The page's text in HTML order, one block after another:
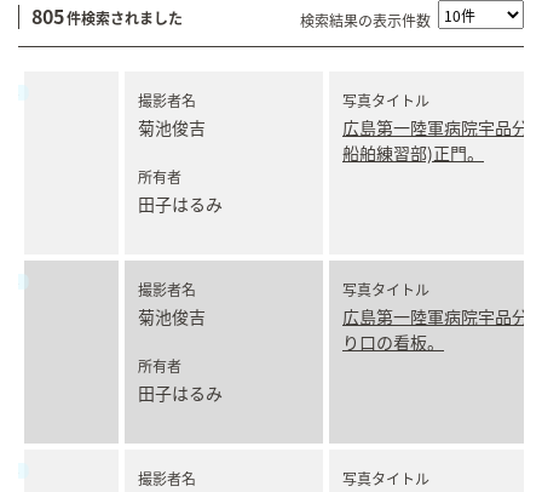
805件検索されました 検索結果の表示件数
撮影者名
菊池俊吉
所有者
田子はるみ
写真タイトル
広島第一陸軍病院宇品分
船舶練習部)正門。
撮影者名
菊池俊吉
所有者
田子はるみ
写真タイトル
広島第一陸軍病院宇品分
り口の看板。
撮影者名 写真タイトル